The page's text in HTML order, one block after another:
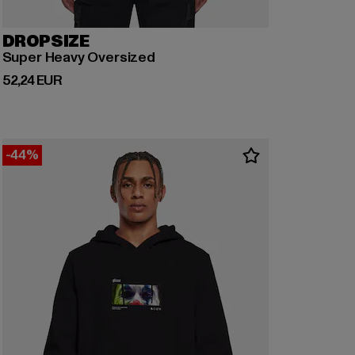
DROPSIZE
Super Heavy Oversized
52,24 EUR
Derzeitiger Preis: 52,24 EUR
-44%